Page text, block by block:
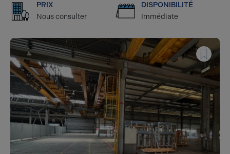
PRIX
Nous consulter
DISPONIBILITÉ
Immédiate